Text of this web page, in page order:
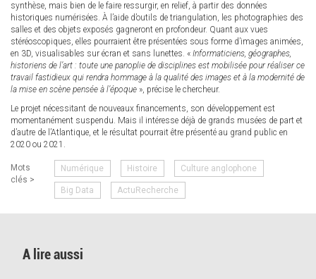
synthèse, mais bien de le faire ressurgir, en relief, à partir des données
historiques numérisées. À l’aide d’outils de triangulation, les photographies des
salles et des objets exposés gagneront en profondeur. Quant aux vues
stéréoscopiques, elles pourraient être présentées sous forme d’images animées,
en 3D, visualisables sur écran et sans lunettes. « Informaticiens, géographes,
historiens de l’art : toute une panoplie de disciplines est mobilisée pour réaliser ce
travail fastidieux qui rendra hommage à la qualité des images et à la modernité de
la mise en scène pensée à l’époque », précise le chercheur.
Le projet nécessitant de nouveaux financements, son développement est
momentanément suspendu. Mais il intéresse déjà de grands musées de part et
d’autre de l’Atlantique, et le résultat pourrait être présenté au grand public en
2020 ou 2021.
Mots
clés >
Numérique Histoire Culture anglophone
Big Data ActuRecherche
A lire aussi